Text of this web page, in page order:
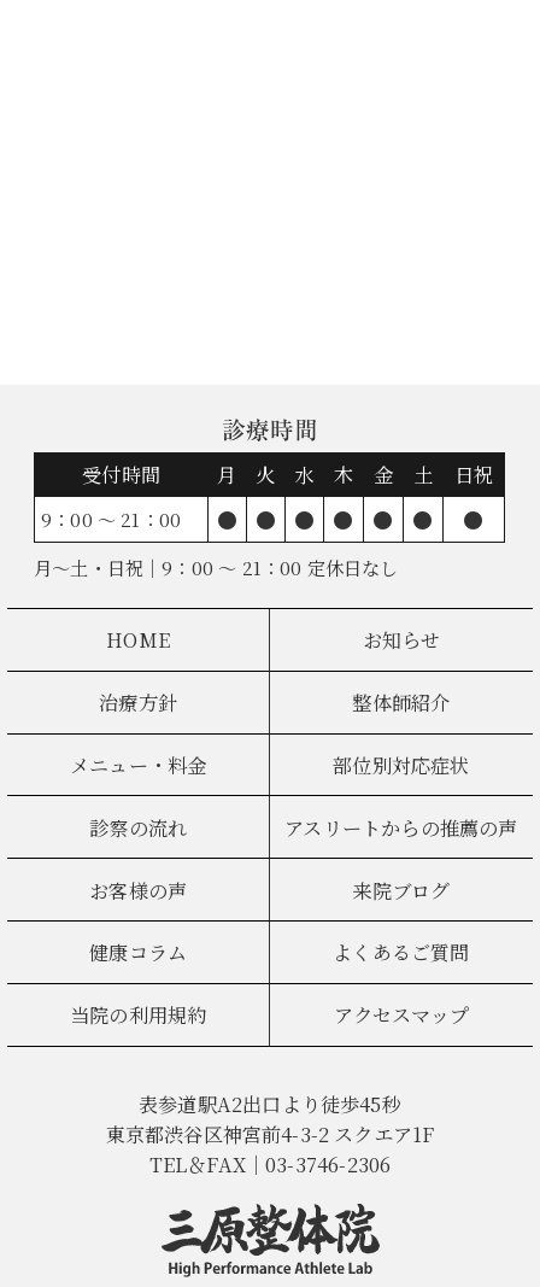
診療時間
受付時間 月 火 水 木 金 土 日祝
9：00 ～ 21：00 ● ● ● ● ● ● ●
月～土・日祝｜9：00 ～ 21：00 定休日なし
HOME お知らせ
治療方針 整体師紹介
メニュー・料金 部位別対応症状
診察の流れ アスリートからの推薦の声
お客様の声 来院ブログ
健康コラム よくあるご質問
当院の利用規約 アクセスマップ
表参道駅A2出口より徒歩45秒
東京都渋谷区神宮前4-3-2 スクエア1F
TEL＆FAX｜03-3746-2306